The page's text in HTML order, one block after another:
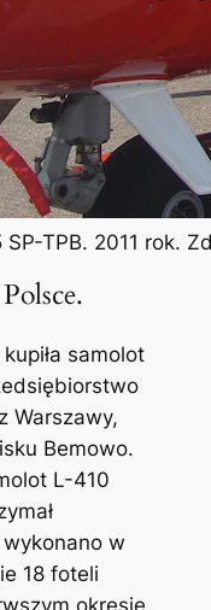
TPB. 2011 rok.
samolot
Warszawy,
Bemowo.
L-410
w
18 foteli